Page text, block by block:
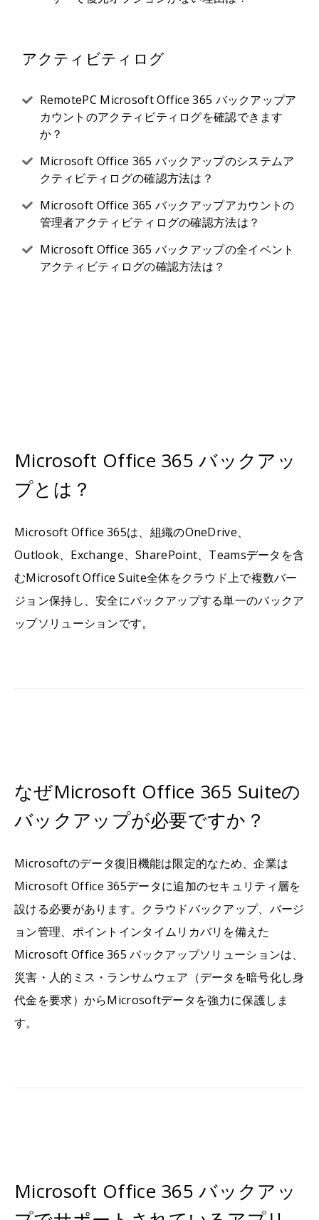
アクティビティログ
RemotePC Microsoft Office 365 バックアップア
カウントのアクティビティログを確認できます
か？
Microsoft Office 365 バックアップのシステムア
クティビティログの確認方法は？
Microsoft Office 365 バックアップアカウントの
管理者アクティビティログの確認方法は？
Microsoft Office 365 バックアップの全イベント
アクティビティログの確認方法は？
Microsoft Office 365 バックアッ
プとは？
Microsoft Office 365は、組織のOneDrive、
Outlook、Exchange、SharePoint、Teamsデータを含
むMicrosoft Office Suite全体をクラウド上で複数バー
ジョン保持し、安全にバックアップする単一のバックア
ップソリューションです。
なぜMicrosoft Office 365 Suiteの
バックアップが必要ですか？
Microsoftのデータ復旧機能は限定的なため、企業は
Microsoft Office 365データに追加のセキュリティ層を
設ける必要があります。クラウドバックアップ、バージ
ョン管理、ポイントインタイムリカバリを備えた
Microsoft Office 365 バックアップソリューションは、
災害・人的ミス・ランサムウェア（データを暗号化し身
代金を要求）からMicrosoftデータを強力に保護しま
す。
Microsoft Office 365 バックアッ